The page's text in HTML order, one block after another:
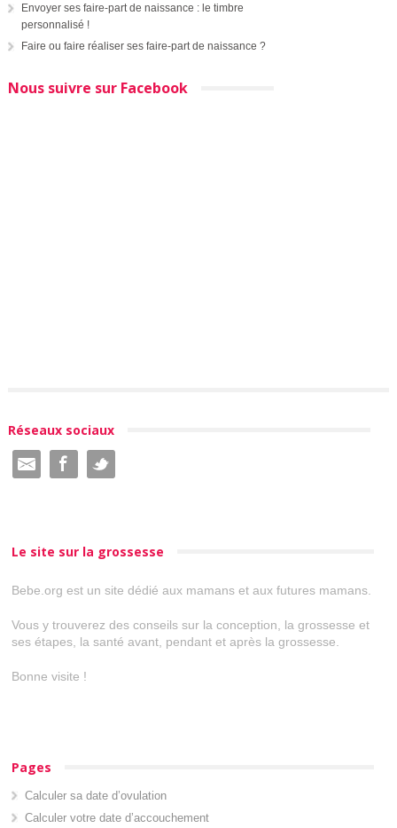
Envoyer ses faire-part de naissance : le timbre
personnalisé !
Faire ou faire réaliser ses faire-part de naissance ?
Nous suivre sur Facebook
Réseaux sociaux
Le site sur la grossesse
Bebe.org est un site dédié aux mamans et aux futures mamans.
Vous y trouverez des conseils sur la conception, la grossesse et
ses étapes, la santé avant, pendant et après la grossesse.
Bonne visite !
Pages
Calculer sa date d’ovulation
Calculer votre date d’accouchement